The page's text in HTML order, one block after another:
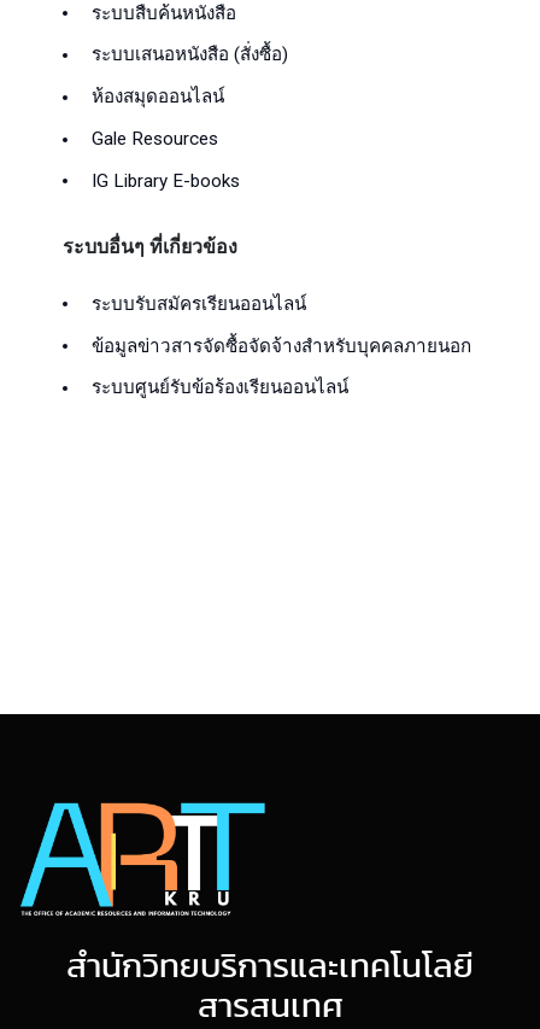
ระบบสืบค้นหนังสือ
ระบบเสนอหนังสือ (สั่งซื้อ)
ห้องสมุดออนไลน์
Gale Resources
IG Library E-books
ระบบอื่นๆ ที่เกี่ยวข้อง
ระบบรับสมัครเรียนออนไลน์
ข้อมูลข่าวสารจัดซื้อจัดจ้างสำหรับบุคคลภายนอก
ระบบศูนย์รับข้อร้องเรียนออนไลน์
สำนักวิทยบริการและเทคโนโลยี
สารสนเทศ